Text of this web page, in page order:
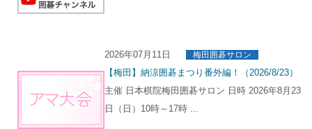
2026年07月11日 梅田囲碁サロン
【梅田】納涼囲碁まつり番外編！（2026/8/23）
主催 日本棋院梅田囲碁サロン 日時 2026年8月23
日（日）10時～17時 ...